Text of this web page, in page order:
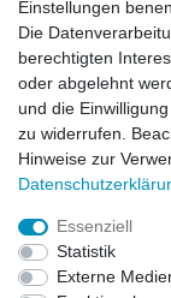
Zahlungsarten
Versandarten & -
Widerrufsrecht
Zum Online-
Mein Konto
Login
Unternehmen
Einstellungen
Die
berechtigten
oder abgelehnt
und die
zu widerrufen.
Hinweise zur
Essenziell
Statistik
Externe